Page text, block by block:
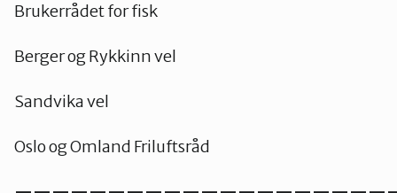
Brukerrådet for fisk
Berger og Rykkinn vel
Sandvika vel
Oslo og Omland Friluftsråd